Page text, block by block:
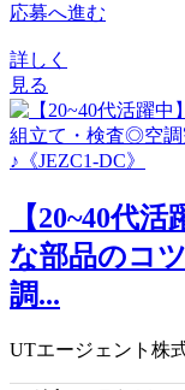
応募へ進む
詳しく
見る
【20~40代
な部品のコ
調...
UTエージェント株